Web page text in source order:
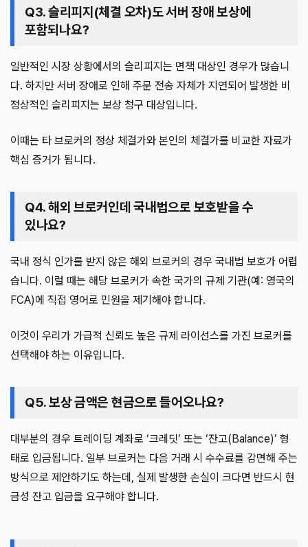
Q3. 슬리피지(체결 오차)도 서버 장애 보상에
포함되나요?
일반적인 시장 상황에서의 슬리피지는 면책 대상인 경우가 많습니
다. 하지만 서버 장애로 인해 주문 전송 자체가 지연되어 발생한 비
정상적인 슬리피지는 보상 청구 대상입니다.
이때는 타 브로커의 정상 체결가와 본인의 체결가를 비교한 자료가
핵심 증거가 됩니다.
Q4. 해외 브로커인데 국내법으로 보호받을 수
있나요?
국내 정식 인가를 받지 않은 해외 브로커의 경우 국내법 보호가 어렵
습니다. 이럴 때는 해당 브로커가 속한 국가의 규제 기관(예: 영국의
FCA)에 직접 영어로 민원을 제기해야 합니다.
이것이 우리가 가급적 신뢰도 높은 규제 라이선스를 가진 브로커를
선택해야 하는 이유입니다.
Q5. 보상 금액은 현금으로 들어오나요?
대부분의 경우 트레이딩 계좌로 ‘크레딧’ 또는 ‘잔고(Balance)’ 형
태로 입금됩니다. 일부 브로커는 다음 거래 시 수수료를 감면해 주는
방식으로 제안하기도 하는데, 실제 발생한 손실이 크다면 반드시 현
금성 잔고 입금을 요구해야 합니다.